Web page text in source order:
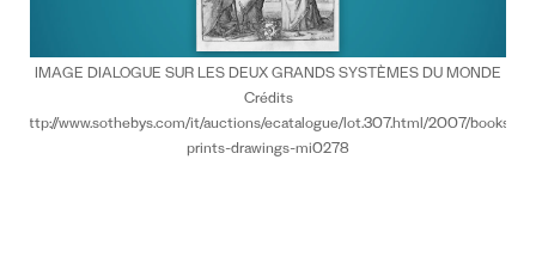
IMAGE DIALOGUE SUR LES DEUX GRANDS SYSTÈMES DU MONDE
Crédits
http://www.sothebys.com/it/auctions/ecatalogue/lot.307.html/2007/books-
prints-drawings-mi0278